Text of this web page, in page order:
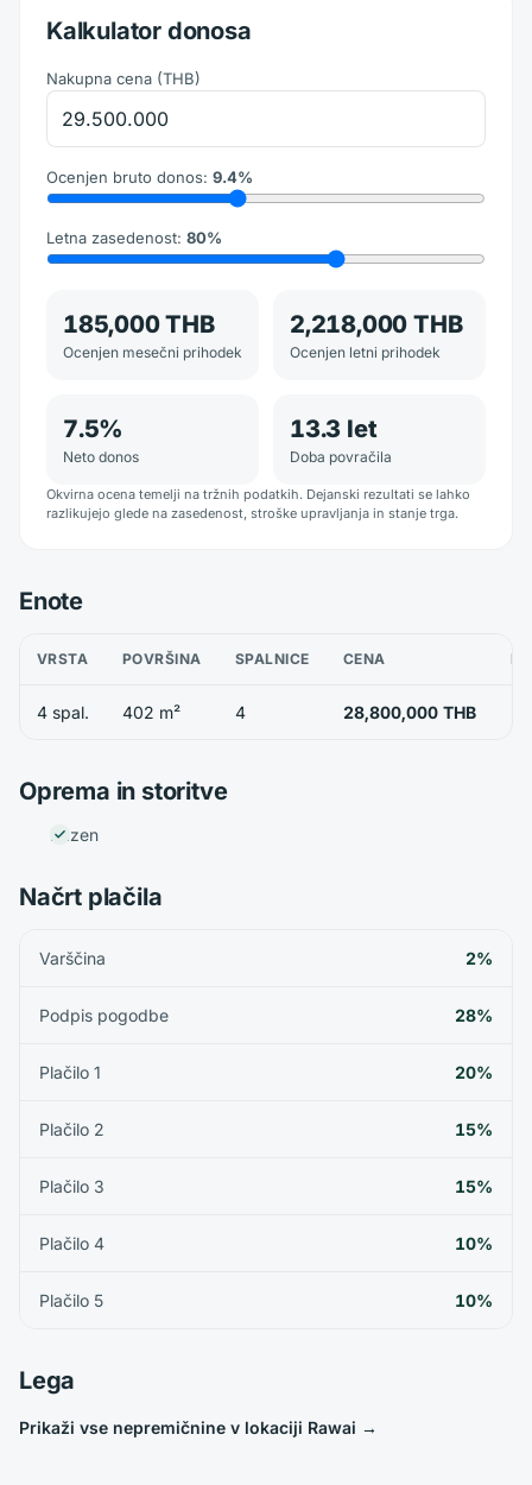
Kalkulator donosa
Nakupna cena (THB)
Ocenjen bruto donos: 9.4%
Letna zasedenost: 80%
185,000 THB
Ocenjen mesečni prihodek
2,218,000 THB
Ocenjen letni prihodek
7.5%
Neto donos
13.3 let
Doba povračila
Okvirna ocena temelji na tržnih podatkih. Dejanski rezultati se lahko
razlikujejo glede na zasedenost, stroške upravljanja in stanje trga.
Enote
VRSTA POVRŠINA SPALNICE CENA
4 spal. 402 m² 4 28,800,000 THB
Oprema in storitve
Bazen
Načrt plačila
Varščina 2%
Podpis pogodbe 28%
Plačilo 1 20%
Plačilo 2 15%
Plačilo 3 15%
Plačilo 4 10%
Plačilo 5 10%
Lega
Prikaži vse nepremičnine v lokaciji Rawai →